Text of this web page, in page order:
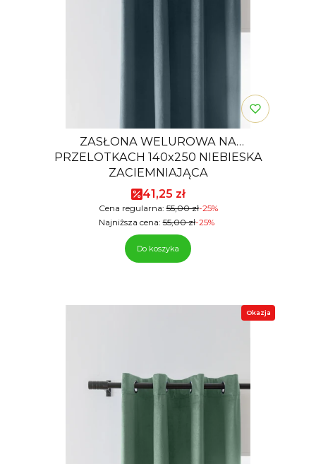
ZASŁONA WELUROWA NA
PRZELOTKACH 140x250 NIEBIESKA
ZACIEMNIAJĄCA
Cena promocyjna
41,25 zł
Cena regularna: 55,00 zł-25%
Najniższa cena: 55,00 zł-25%
Do koszyka
Okazja